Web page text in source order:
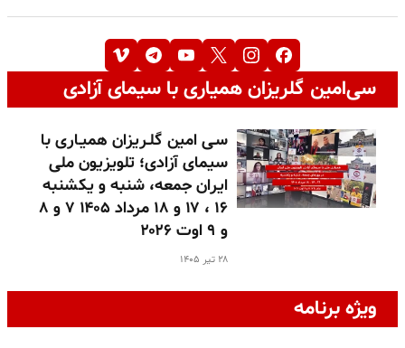
سی‌امین گلریزان همیاری با سیمای آزادی
سـی امین گلـریزان همیـاری با
سیمای آزادی؛ تلویزیون ملی
ایران جمعه، شنبه و یکشنبه
۱۶ ، ۱۷ و ۱۸ مرداد ۱۴۰۵ ۷ و ۸
و ۹ اوت ۲۰۲۶
۲۸ تیر ۱۴۰۵
ویژه برنامه